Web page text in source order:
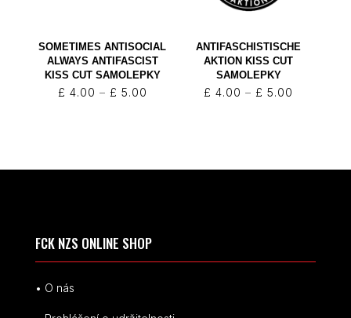
SOMETIMES ANTISOCIAL
ALWAYS ANTIFASCIST
KISS CUT SAMOLEPKY
£ 4.00 – £ 5.00
£ 5.00
ANTIFASCHISTISCHE
AKTION KISS CUT
SAMOLEPKY
£ 4.00 – £ 5.00
£ 5.00
FCK NZS ONLINE SHOP
• O nás